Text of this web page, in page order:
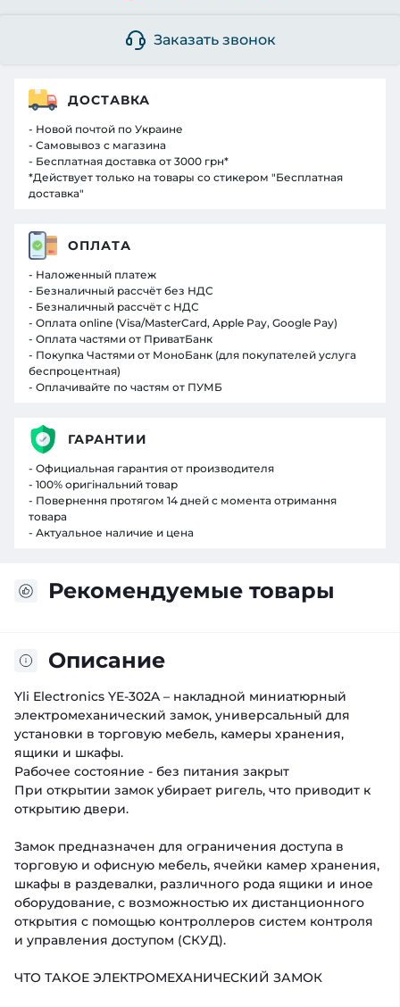
Заказать звонок
Рекомендуемые товары
Описание
Yli Electronics YE-302A – накладной миниатюрный
электромеханический замок, универсальный для
установки в торговую мебель, камеры хранения,
ящики и шкафы.
Рабочее состояние - без питания закрыт
При открытии замок убирает ригель, что приводит к
открытию двери.
Замок предназначен для ограничения доступа в
торговую и офисную мебель, ячейки камер хранения,
шкафы в раздевалки, различного рода ящики и иное
оборудование, с возможностью их дистанционного
открытия с помощью контроллеров систем контроля
и управления доступом (СКУД).
ЧТО ТАКОЕ ЭЛЕКТРОМЕХАНИЧЕСКИЙ ЗАМОК
ДОСТАВКА
- Новой почтой по Украине
- Самовывоз с магазина
- Бесплатная доставка от 3000 грн*
*Действует только на товары со стикером "Бесплатная
доставка"
ОПЛАТА
- Наложенный платеж
- Безналичный рассчёт без НДС
- Безналичный рассчёт с НДС
- Оплата online (Visa/MasterCard, Apple Pay, Google Pay)
- Оплата частями от ПриватБанк
- Покупка Частями от МоноБанк (для покупателей услуга
беспроцентная)
- Оплачивайте по частям от ПУМБ
ГАРАНТИИ
- Официальная гарантия от производителя
- 100% оригінальний товар
- Повернення протягом 14 дней с момента отримання
товара
- Актуальное наличие и цена